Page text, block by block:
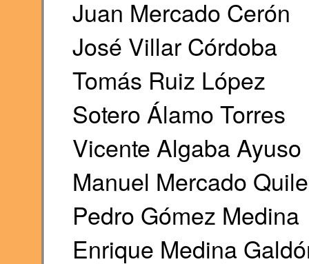
Juan Mercado Cerón
José Villar Córdoba
Tomás Ruiz López
Sotero Álamo Torres
Vicente Algaba Ayuso
Manuel Mercado
Pedro Gómez Medina
Enrique Medina